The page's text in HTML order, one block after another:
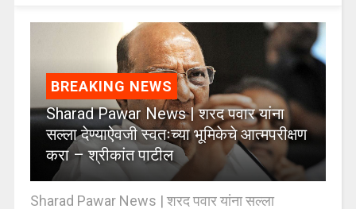
BREAKING NEWS
Sharad Pawar News | शरद पवार यांना
सल्ला देण्याऐवजी स्वतःच्या भूमिकेचे आत्मपरीक्षण
करा – श्रीकांत पाटील
Sharad Pawar News | शरद पवार यांना सल्ला